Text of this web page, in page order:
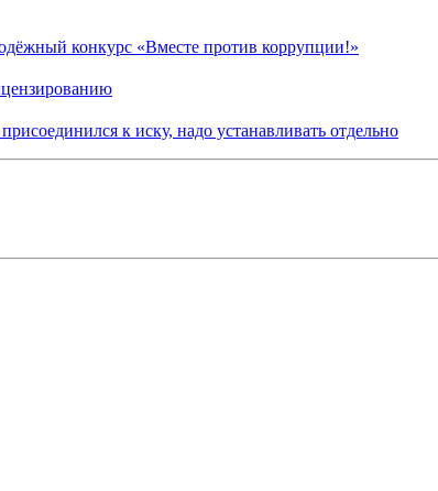
конкурс «Вместе против коррупции!»
к иску, надо устанавливать отдельно